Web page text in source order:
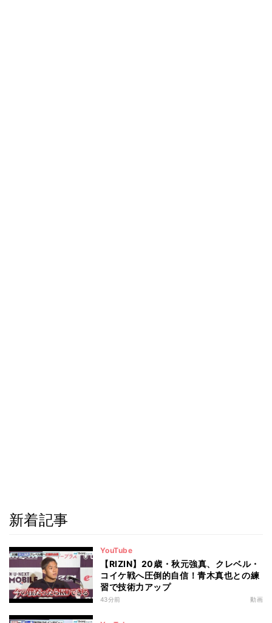
新着記事
YouTube
【RIZIN】20歳・秋元強真、クレベル・
コイケ戦へ圧倒的自信！青木真也との練
習で技術力アップ
43分前 動画